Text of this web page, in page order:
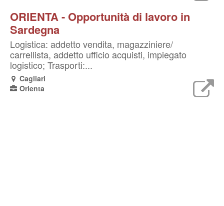
ORIENTA - Opportunità di lavoro in
Sardegna
Logistica: addetto vendita, magazziniere/
carrellista, addetto ufficio acquisti, impiegato
logistico; Trasporti:...
Cagliari
Orienta